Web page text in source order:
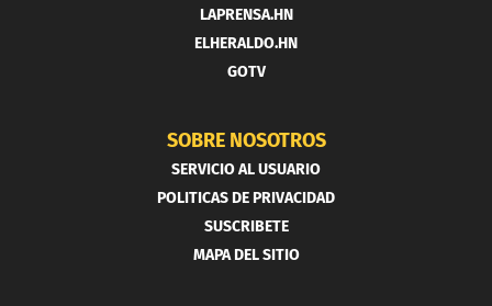
LAPRENSA.HN
ELHERALDO.HN
GOTV
SOBRE NOSOTROS
SERVICIO AL USUARIO
POLITICAS DE PRIVACIDAD
SUSCRIBETE
MAPA DEL SITIO